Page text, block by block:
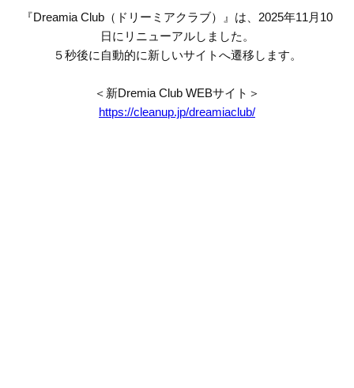
『Dreamia Club（ドリーミアクラブ）』は、2025年11月10
日にリニューアルしました。
５秒後に自動的に新しいサイトへ遷移します。
＜新Dremia Club WEBサイト＞
https://cleanup.jp/dreamiaclub/